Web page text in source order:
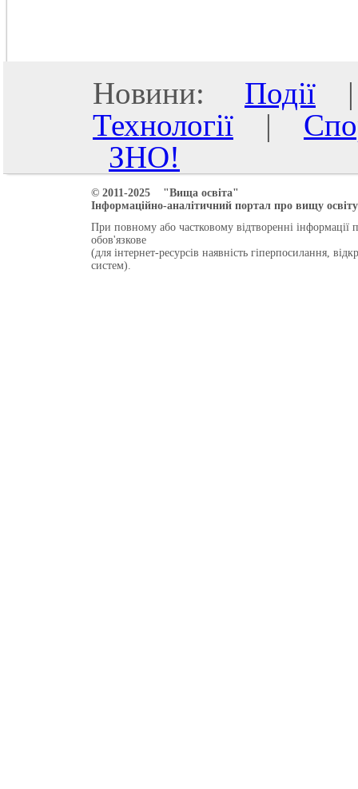
Новини: Події
Технології |
ЗНО!
© 2011-2025 "Вища освіта"
Інформаційно-аналітичний портал про вищу
При повному або частковому відтворенні інформації
обов'язкове
(для інтернет-ресурсів наявність гіперпосилання,
систем).